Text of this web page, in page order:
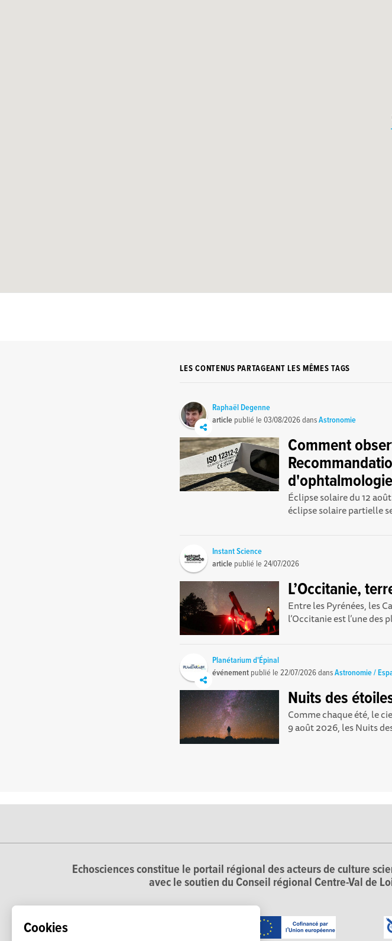
Cookies
LES CONTENUS PARTAGEANT LES MÊMES TAGS
Raphaël Degenne
article publié le03/08/2026dansAstronomie
Comment
d'ophtalmologie
Éclipse solaire du 12
éclipse solaire partielle
Instant Science
article publié le24/07/2026
L’Occitanie,
Entre les Pyrénées, les
l’Occitanie est l’une des
Planétarium d'Épinal
événement publié le22/07/2026dansAstronomie /
Nuits des
Comme chaque été, le
9 août 2026, les Nuits
Echosciences constitue le portail régional des acteurs de culture
avec le soutien du Conseil régional Centre-Val de